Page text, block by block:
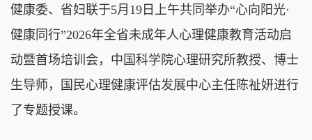
健康委、省妇联于5月19日 上午共同举办“心向阳光·
健康同行”2026年全省未成年人心理健康教育活动启
动暨首场培训会，中国科学院心理研究所教授、博士
生导师，国民心理健康评估发展中心主任陈祉妍进行
了专题授课。